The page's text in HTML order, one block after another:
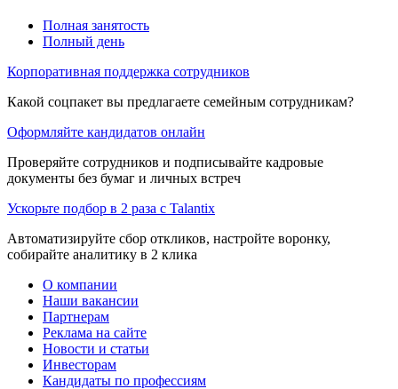
Полная занятость
Полный день
Корпоративная поддержка сотрудников
Какой соцпакет вы предлагаете семейным сотрудникам?
Оформляйте кандидатов онлайн
Проверяйте сотрудников и подписывайте кадровые
документы без бумаг и личных встреч
Ускорьте подбор в 2 раза с Talantix
Автоматизируйте сбор откликов, настройте воронку,
собирайте аналитику в 2 клика
О компании
Наши вакансии
Партнерам
Реклама на сайте
Новости и статьи
Инвесторам
Кандидаты по профессиям